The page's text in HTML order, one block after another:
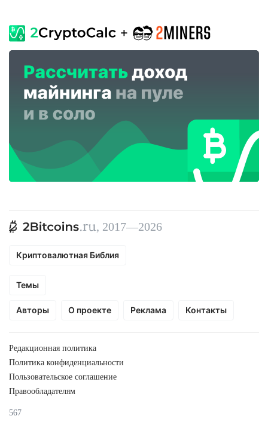
, 2017—2026
Криптовалютная Библия
Темы
Авторы О проекте Реклама Контакты
Редакционная политика
Политика конфиденциальности
Пользовательское соглашение
Правообладателям
567